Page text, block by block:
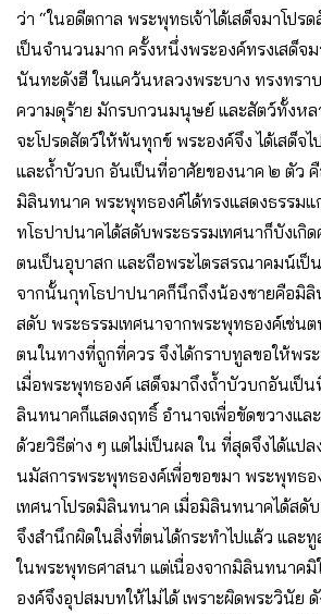
ว่า “ในอดีตกาล พระพุทธเจ้าได้เสด็จมาโปร
เป็นจํานวนมาก ครั้งหนึ่งพระองค์ทรงเสด็จ
นันทะดังฮี ในแคว้นหลวงพระบาง ทรงทรา
ความดุร้าย มักรบกวนมนุษย์ และสัตว์ทั้งหล
จะโปรดสัตว์ให้พ้นทุกข์ พระองค์จึง ได้เสด็จ
และถ้ำบัวบก อันเป็นที่อาศัยของนาค ๒ ตัว
มิลินทนาค พระพุทธองค์ได้ทรงแสดงธรรมแ
ทโธปาปนาคได้สดับพระธรรมเทศนาก็บังเกิด
ตนเป็นอุบาสก และถือพระไตรสรณาคมน์เ
จากนั้นกุทโธปาปนาคก็นึกถึงน้องชายคือมิลิ
สดับ พระธรรมเทศนาจากพระพุทธองค์เช่น
ตนในทางที่ถูกที่ควร จึงได้กราบทูลขอให้พระ
เมื่อพระพุทธองค์ เสด็จมาถึงถ้ำบัวบกอันเป็
ลินทนาคก็แสดงฤทธิ์ อํานาจเพื่อขัดขวางแล
ด้วยวิธีต่าง ๆ แต่ไม่เป็นผล ใน ที่สุดจึงได้แปล
นมัสการพระพุทธองค์เพื่อขอขมา พระพุทธอ
เทศนาโปรดมิลินทนาค เมื่อมิลินทนาคได้สดั
จึงสํานึกผิดในสิ่งที่ตนได้กระทําไปแล้ว และ
ในพระพุทธศาสนา แต่เนื่องจากมิลินทนาค
องค์จึงอุปสมบทให้ไม่ได้ เพราะผิดพระวินัย